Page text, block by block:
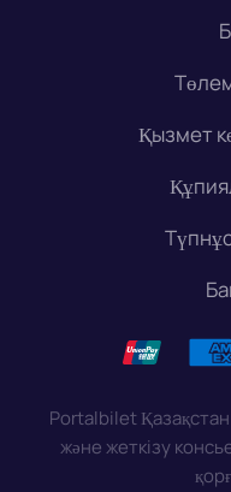
Қызмет
Portalbilet
және жеткізу